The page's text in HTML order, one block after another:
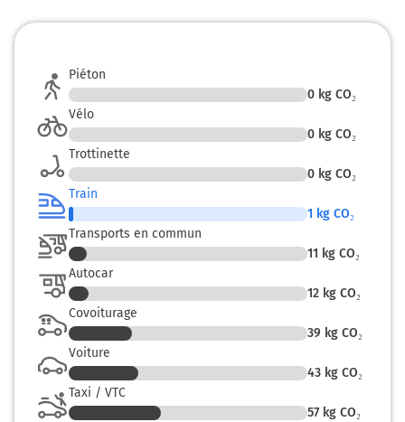
Piéton
0 kg CO₂
Vélo
0 kg CO₂
Trottinette
0 kg CO₂
Train
1 kg CO₂
Transports en commun
11 kg CO₂
Autocar
12 kg CO₂
Covoiturage
39 kg CO₂
Voiture
43 kg CO₂
Taxi / VTC
57 kg CO₂